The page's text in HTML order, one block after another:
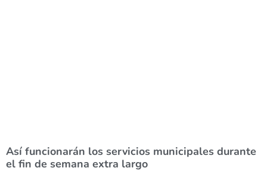
Así funcionarán los servicios municipales durante
el fin de semana extra largo